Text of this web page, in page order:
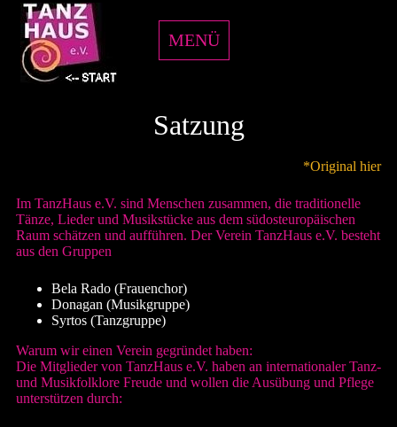
MENÜ
Satzung
*Original hier
Im TanzHaus e.V. sind Menschen zusammen, die traditionelle
Tänze, Lieder und Musikstücke aus dem südosteuropäischen
Raum schätzen und aufführen. Der Verein TanzHaus e.V. besteht
aus den Gruppen
Bela Rado (Frauenchor)
Donagan (Musikgruppe)
Syrtos (Tanzgruppe)
Warum wir einen Verein gegründet haben:
Die Mitglieder von TanzHaus e.V. haben an internationaler Tanz-
und Musikfolklore Freude und wollen die Ausübung und Pflege
unterstützen durch: